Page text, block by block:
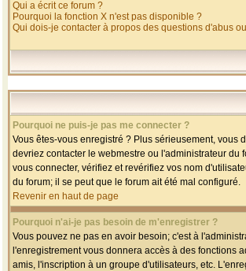
Qui a écrit ce forum ?
Pourquoi la fonction X n'est pas disponible ?
Qui dois-je contacter à propos des questions d'abus
Pourquoi ne puis-je pas me connecter ?
Vous êtes-vous enregistré ? Plus sérieusement, vous
devriez contacter le webmestre ou l'administrateur
vous connecter, vérifiez et revérifiez vos nom
du forum; il se peut que le forum ait été mal configuré.
Revenir en haut de page
Pourquoi n'ai-je pas besoin de m'enregistrer ?
Vous pouvez ne pas en avoir besoin; c'est à
l'enregistrement vous donnera accès à des
amis, l'inscription à un groupe d'utilisateurs, etc.